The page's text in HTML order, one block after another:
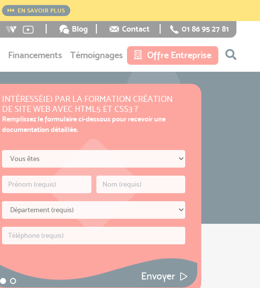
EN SAVOIR PLUS
Blog Contact 01 86 95 27 81
Financements Témoignages Offre Entreprise
INTÉRESSÉ(E) PAR LA FORMATION CRÉATION
DE SITE WEB AVEC HTML5 ET CSS3 ?
Remplissez le formulaire ci-dessous pour recevoir une
documentation détaillée.
Envoyer